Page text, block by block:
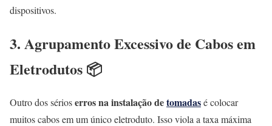
dispositivos.
3. Agrupamento Excessivo de Cabos em
Eletrodutos 📦
Outro dos sérioserros na instalação detomadasé colocar
muitos cabos em um único eletroduto. Isso viola a taxa máxima